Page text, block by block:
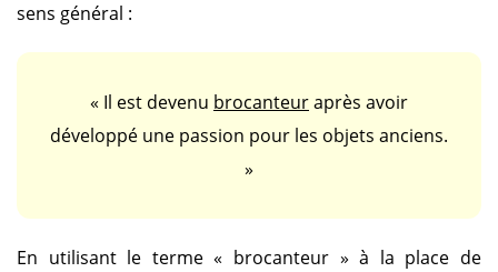
sens général :
« Il est devenu brocanteuraprès avoir
développé une passion pour les objets anciens.
»
En utilisant le terme« brocanteur » à la place de